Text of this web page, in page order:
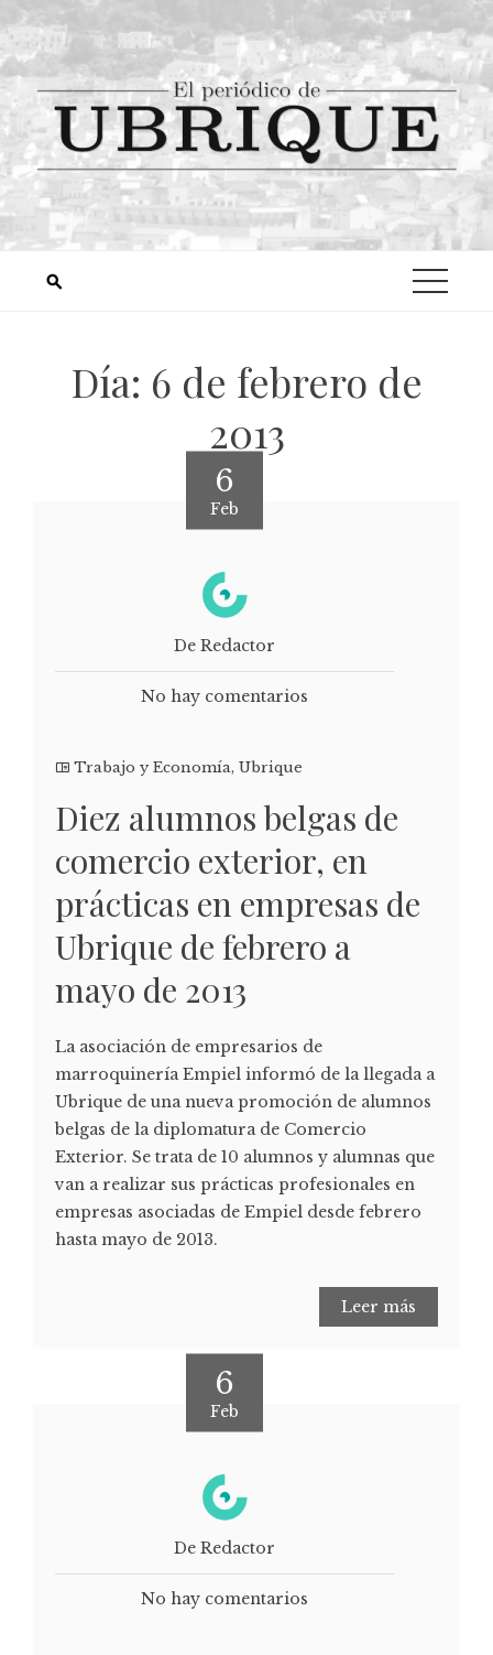
Día: 6 de febrero de
2013
6
Feb
De Redactor
No hay comentarios
Trabajo y Economía, Ubrique
Diez alumnos belgas de
comercio exterior, en
prácticas en empresas de
Ubrique de febrero a
mayo de 2013
La asociación de empresarios de
marroquinería Empiel informó de la llegada a
Ubrique de una nueva promoción de alumnos
belgas de la diplomatura de Comercio
Exterior. Se trata de 10 alumnos y alumnas que
van a realizar sus prácticas profesionales en
empresas asociadas de Empiel desde febrero
hasta mayo de 2013.
Leer más
6
Feb
De Redactor
No hay comentarios